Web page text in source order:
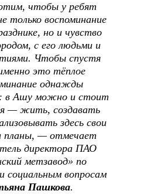
чтобы у ребят
только воспоминание
но и чувство
с его людьми и
Чтобы спустя
это тёплое
однажды
в Ашу можно и стоит
— жить, создавать
здесь свои
планы, — отмечает
директора ПАО
метзавод» по
социальным вопросам
Пашкова.